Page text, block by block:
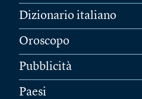
Dizionario italiano
Oroscopo
Pubblicità
Paesi